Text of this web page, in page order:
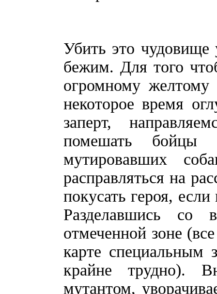
Убить это чудовище
бежим. Для того
огромному желтому
некоторое время
заперт,
помешать бойцы
мутировавших
расправляться на
покусать героя,
Разделавшись со
отмеченной зоне
карте специальным
крайне трудно).
мутантом,